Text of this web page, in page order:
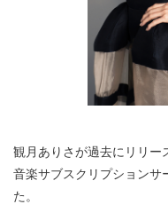
観月ありさが過去にリリ
音楽サブスクリプションサ
た。